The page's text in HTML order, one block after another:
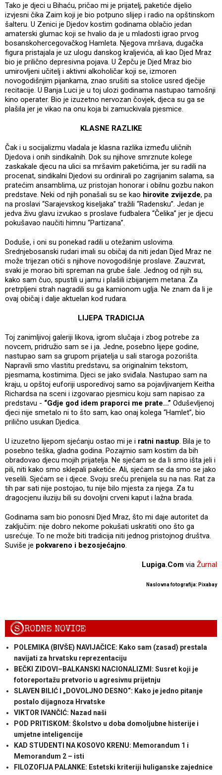
Tako je djeci u Bihaću, pričao mi je prijatelj, paketiće dijelio
izvjesni čika Zaim koji je bio potpuno slijep i radio na opštinskom
šalteru. U Zenici je Djedov kostim godinama oblačio jedan
amaterski glumac koji se hvalio da je u mladosti igrao prvog
bosanskohercegovačkog Hamleta. Njegova mršava, dugačka
figura pristajala je uz ulogu danskog kraljevića, ali kao Djed Mraz
bio je prilično depresivna pojava. U Žepču je Djed Mraz bio
umirovljeni učitelj i aktivni alkoholičar koji se, izmoren
novogodišnjim pijankama, znao srušiti sa stolice usred dječije
recitacije. U Banja Luci je u toj ulozi godinama nastupao tamošnji
kino operater. Bio je izuzetno nervozan čovjek, djeca su ga se
plašila jer je vikao na onu koja bi zamuckivala pjesmice.
KLASNE RAZLIKE
Čak i u socijalizmu vladala je klasna razlika između uličnih
Djedova i onih sindikalnih. Dok su njihove smrznute kolege
zaskakale djecu na ulici sa mršavim paketićima, jer su radili na
procenat, sindikalni Djedovi su ordinirali po zagrijanim salama, sa
pratećim ansamblima, uz pristojan honorar i obilnu gozbu nakon
predstave. Neki od njih ponašali su se kao hirovite zvijezde, pa
na proslavi “Sarajevskog kiseljaka” tražili “Radensku”. Jedan je
jedva živu glavu izvukao s proslave fudbalera “Čelika” jer je djecu
pokušavao naučiti himnu “Partizana”.
Doduše, i oni su ponekad radili u otežanim uslovima.
Srednjebosanski rudari imali su običaj da niti jedan Djed Mraz ne
može trijezan otići s njihove novogodišnje proslave. Zauzvrat,
svaki je morao biti spreman na grube šale. Jednog od njih su,
kako sam čuo, spustili u jamu i plašili izbijanjem metana. Za
pretrpljeni strah nagradili su ga kamionom uglja. Ne znam da li je
ovaj običaj i dalje aktuelan kod rudara.
LIJEPA TRADICIJA
Toj zanimljivoj galeriji likova, igrom slučaja i zbog potrebe za
novcem, pridružio sam se i ja. Jedne, posebno lijepe godine,
nastupao sam sa grupom prijatelja u sali staroga pozorišta.
Napravili smo vlastitu predstavu, sa originalnim tekstom,
pjesmama, kostimima. Djeci se jako sviđala. Nastupao sam na
kraju, u opštoj euforiji usporedivoj samo sa pojavljivanjem Keitha
Richardsa na sceni i izgovarao pjesmicu koju sam napisao za
predstavu - “Gdje god idem praporci me prate...” Oduševljenoj
djeci nije smetalo ni to što sam, kao onaj kolega “Hamlet”, bio
prilično usukan Djedica.
U izuzetno lijepom sjećanju ostao mi je i ratni nastup. Bila je to
posebno teška, gladna godina. Pozajmio sam kostim da bih
obradovao djecu mojih prijatelja. Ne sjećam se da li smo išta jeli i
pili, niti kako smo sklepali paketiće. Ali, sjećam se da smo se jako
veselili. Sjećam se i djece. Svoju sreću prenijela su na nas. Rat za
tih par sati nije postojao, tu nije bilo mjesta za njega. Za tu
dragocjenu iluziju bili su dovoljni crveni kaput i lažna brada.
Godinama sam bio ponosni Djed Mraz, što mi daje autoritet da
zaključim: nije dobro nekome pokušati uskratiti ono što ga
usrećuje. To ne može biti tradicija niti jednog pristojnog društva.
Suviše je pokvareno i bezosjećajno.
Lupiga.Com via Žurnal
Naslovna fotografija: Pixabay
SRODNE NOVICE
POLEMIKA (BIVŠE) NAVIJAČICE: Kako sam (zasad) prestala
navijati za hrvatsku reprezentaciju
BEČKI ZIDOVI–BALKANSKI NACIONALIZMI: Susret koji je
fotoreportažu pretvorio u agresivnu prijetnju
SLAVEN BILIĆ I „DOVOLJNO DESNO“: Kako je jedno pitanje
postalo dijagnoza Hrvatske
VIKTOR IVANČIĆ: Nazad naši
POD PRITISKOM: Školstvo u doba domoljubne histerije i
umjetne inteligencije
KAD STUDENTI NA KOSOVO KRENU: Memorandum 1 i
Memorandum 2 – isti
FILOZOFIJA PALANKE: Estetski kriteriji huliganske zajednice